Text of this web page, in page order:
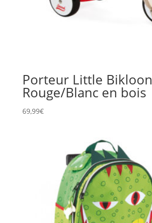
Porteur Little Bikloon
Rouge/Blanc en bois
69,99€